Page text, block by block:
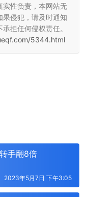
实性负责，本网站无
侵犯，请及时通知
担任何侵权责任。
5344.html
手翻8倍
2023年5月7日 下午3:05